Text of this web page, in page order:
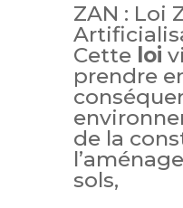
ZAN : Loi
Cette loi
prendre
de la
sols,